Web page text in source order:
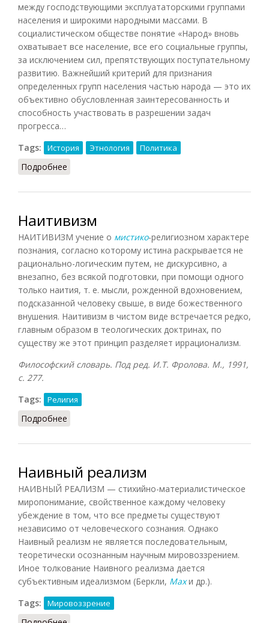
между господствующими эксплуататорскими группами
населения и широкими народными массами. В
социалистическом обществе понятие «Народ» вновь
охватывает все население, все его социальные группы,
за исключением сил, препятствующих поступательному
развитию. Важнейший критерий для признания
определенных групп населения частью народа — это их
объективно обусловленная заинтересованность и
способность участвовать в разрешении задач
прогресса…
Tags:
История Этнология Политика
Подробнее
Наитивизм
НАИТИВИЗМ учение о мистико-религиозном характере
познания, согласно которому истина раскрывается не
рационально-логическим путем, не дискурсивно, а
внезапно, без всякой подготовки, при помощи одного
только наития, т. е. мысли, рожденной вдохновением,
подсказанной человеку свыше, в виде божественного
внушения. Наитивизм в чистом виде встречается редко,
главным образом в теологических доктринах, по
существу же этот принцип разделяет иррационализм.
Философский словарь. Под ред. И.Т. Фролова. М., 1991,
с. 277.
Tags:
Религия
Подробнее
Наивный реализм
НАИВНЫЙ РЕАЛИЗМ — стихийно-материалистическое
миропонимание, свойственное каждому человеку
убеждение в том, что все предметы существуют
независимо от человеческого сознания. Однако
Наивный реализм не является последовательным,
теоретически осознанным научным мировоззрением.
Иное толкование Наивного реализма дается
субъективным идеализмом (Беркли, Махи др.).
Tags:
Мировоззрение